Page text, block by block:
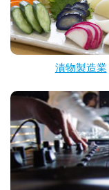
漬物製造業